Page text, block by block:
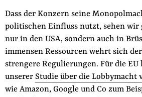
Dass der Konzern seine
politischen Einfluss nutzt, sehen
nur in den USA, sondern auch in
immensen Ressourcen wehrt sich
strengere Regulierungen. Für die
unserer Studie über die Lobbymacht
wie Amazon, Google und Co zum